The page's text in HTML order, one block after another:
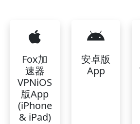
Fox加
速器
VPNiOS
版App
(iPhone
& iPad)
安卓版
App